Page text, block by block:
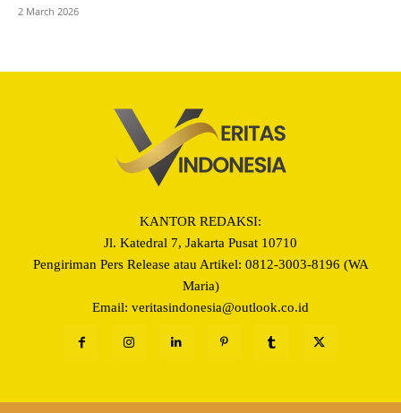
2 March 2026
KANTOR REDAKSI:
Jl. Katedral 7, Jakarta Pusat 10710
Pengiriman Pers Release atau Artikel: 0812-3003-8196 (WA
Maria)
Email: veritasindonesia@outlook.co.id